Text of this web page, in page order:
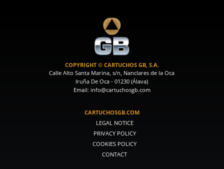
COPYRIGHT © CARTUCHOS GB, S.A.
Calle Alto Santa Marina, s/n, Nanclares de la Oca
Iruña De Oca - 01230 (Álava)
Email: info@cartuchosgb.com
CARTUCHOSGB.COM
LEGAL NOTICE
PRIVACY POLICY
COOKIES POLICY
CONTACT